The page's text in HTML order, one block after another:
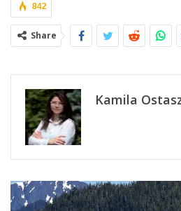
842
Share
Kamila